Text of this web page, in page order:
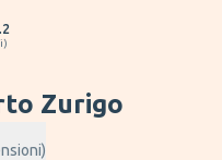
)
Zurigo
)